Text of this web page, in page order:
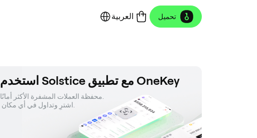
العربية تحميل
استخدم Solstice مع تطبيق OneKey
محفظة العملات المشفرة الأكثر أمانًا.